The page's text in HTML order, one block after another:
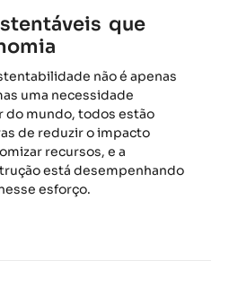
que
não é apenas
uma necessidade
do mundo, todos estão
de reduzir o impacto
recursos, e a
está desempenhando
esforço.